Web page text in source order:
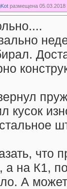
размещена 05.03.2018
кусок
что
а на К1,
А